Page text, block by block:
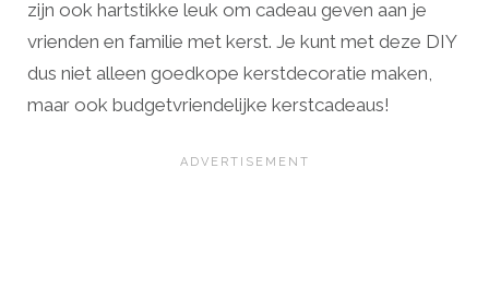
zijn ook hartstikke leuk om cadeau geven aan je
vrienden en familie met kerst. Je kunt met deze DIY
dus niet alleen goedkope kerstdecoratie maken,
maar ook budgetvriendelijke kerstcadeaus!